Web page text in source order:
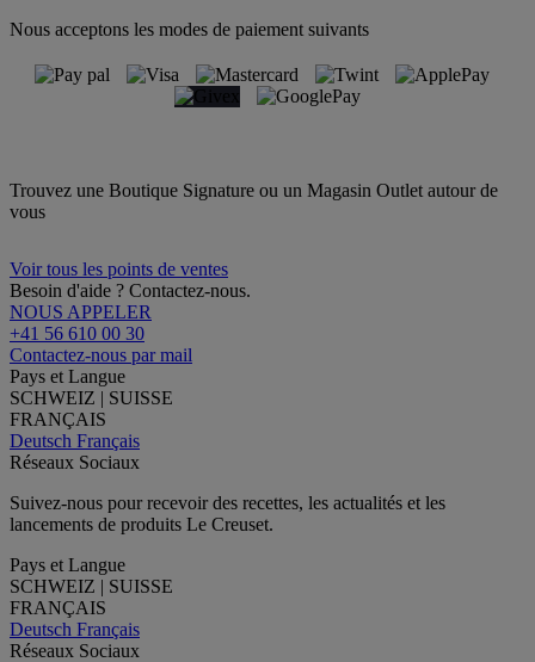
Nous acceptons les modes de paiement suivants
Trouvez une Boutique Signature ou un Magasin Outlet autour de
vous
Voir tous les points de ventes
Besoin d'aide ? Contactez-nous.
NOUS APPELER
+41 56 610 00 30
Contactez-nous par mail
Pays et Langue
SCHWEIZ | SUISSE
FRANÇAIS
Deutsch Français
Réseaux Sociaux
Suivez-nous pour recevoir des recettes, les actualités et les
lancements de produits Le Creuset.
Pays et Langue
SCHWEIZ | SUISSE
FRANÇAIS
Deutsch Français
Réseaux Sociaux